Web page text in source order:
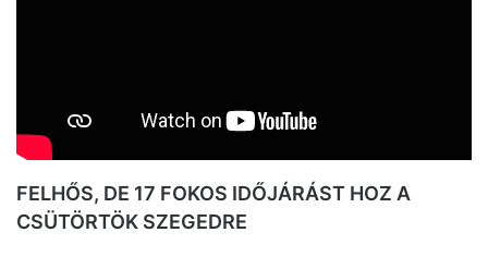
FELHŐS, DE 17 FOKOS IDŐJÁRÁST HOZ A
CSÜTÖRTÖK SZEGEDRE